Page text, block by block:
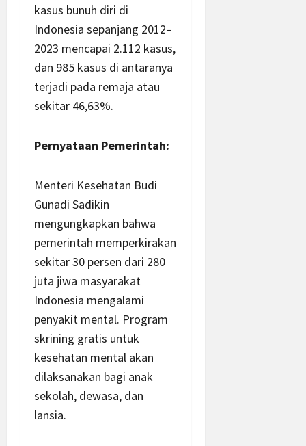
kasus bunuh diri di
Indonesia sepanjang 2012–
2023 mencapai 2.112 kasus,
dan 985 kasus di antaranya
terjadi pada remaja atau
sekitar 46,63%.
Pernyataan Pemerintah:
Menteri Kesehatan Budi
Gunadi Sadikin
mengungkapkan bahwa
pemerintah memperkirakan
sekitar 30 persen dari 280
juta jiwa masyarakat
Indonesia mengalami
penyakit mental. Program
skrining gratis untuk
kesehatan mental akan
dilaksanakan bagi anak
sekolah, dewasa, dan
lansia.